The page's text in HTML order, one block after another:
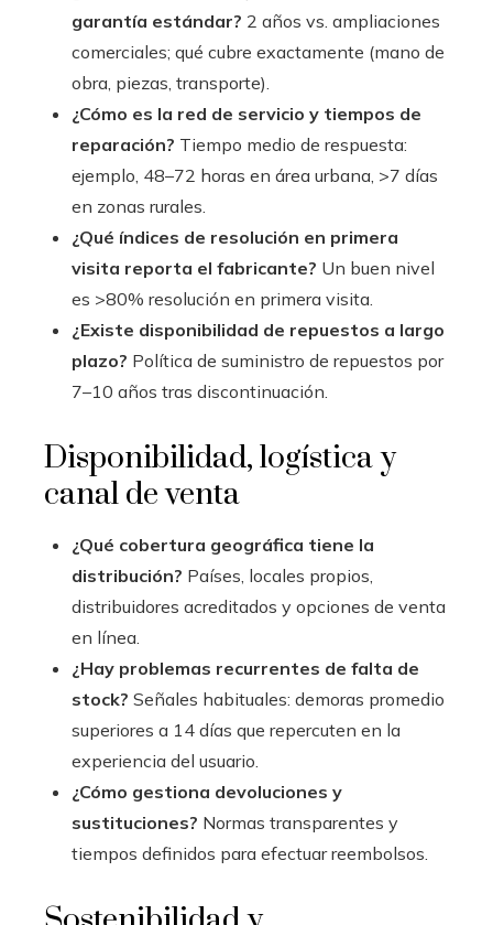
garantía estándar? 2 años vs. ampliaciones
comerciales; qué cubre exactamente (mano de
obra, piezas, transporte).
¿Cómo es la red de servicio y tiempos de
reparación? Tiempo medio de respuesta:
ejemplo, 48–72 horas en área urbana, >7 días
en zonas rurales.
¿Qué índices de resolución en primera
visita reporta el fabricante? Un buen nivel
es >80% resolución en primera visita.
¿Existe disponibilidad de repuestos a largo
plazo? Política de suministro de repuestos por
7–10 años tras discontinuación.
Disponibilidad, logística y
canal de venta
¿Qué cobertura geográfica tiene la
distribución? Países, locales propios,
distribuidores acreditados y opciones de venta
en línea.
¿Hay problemas recurrentes de falta de
stock? Señales habituales: demoras promedio
superiores a 14 días que repercuten en la
experiencia del usuario.
¿Cómo gestiona devoluciones y
sustituciones? Normas transparentes y
tiempos definidos para efectuar reembolsos.